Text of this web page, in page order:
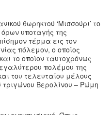
θωρηκτού ‘Μισσούρι’ το
υποταγής της
τέρμα εις τον
πόλεμον, ο οποίος
το οποίον ταυτοχρόνως
πολέμου της
του τελευταίου μέλους
τριγώνου Βερολίνου – Ρώμη